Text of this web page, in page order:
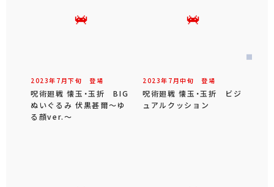
2023年 7 月下旬 登場
呪術廻戦 懐玉・玉折 BIG
ぬいぐるみ 伏黒甚爾～ゆ
る顔ver.～
2023年 7 月中旬 登場
呪術廻戦 懐玉・玉折 ビジ
ュアルクッション